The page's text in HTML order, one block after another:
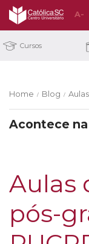
A-
Cursos
Home / Blog /
Acontece na
Aulas
pós-